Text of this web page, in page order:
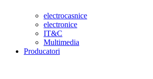
electrocasnice
electronice
IT&C
Multimedia
Producatori